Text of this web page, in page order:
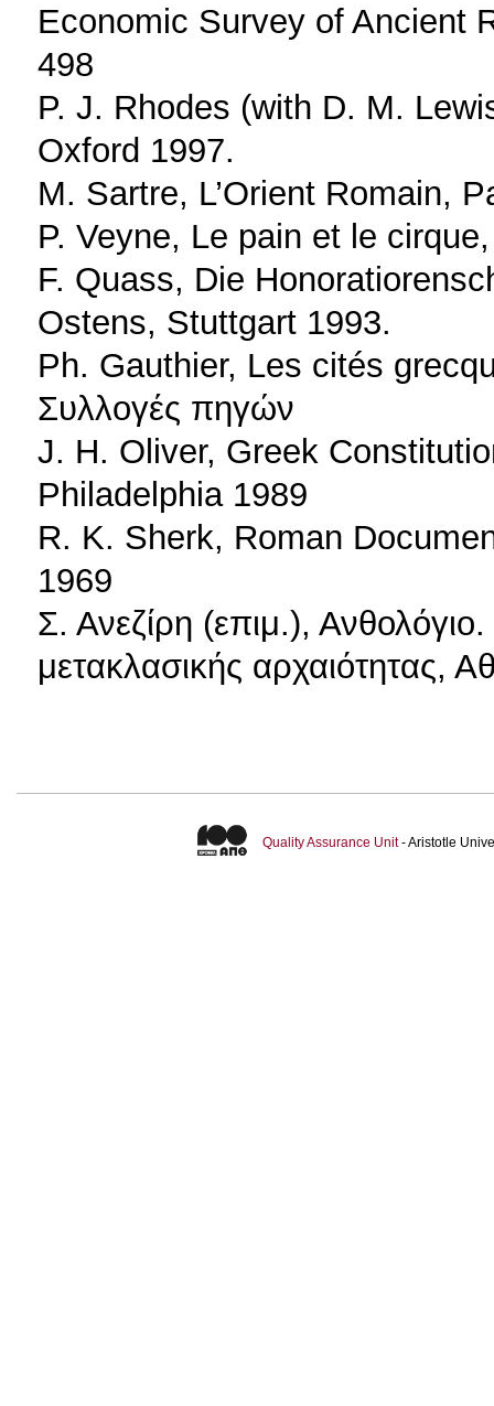
Economic Survey of Ancient
498
P. J. Rhodes (with D. M.
Oxford 1997.
M. Sartre, L’Orient Romain,
P. Veyne, Le pain et le
F. Quass, Die
Ostens, Stuttgart 1993.
Ph. Gauthier, Les cités
Συλλογές πηγών
J. H. Oliver, Greek
Philadelphia 1989
R. K. Sherk, Roman
1969
Σ. Ανεζίρη (επιμ.),
μετακλασικής αρχαιότητας,
Quality Assurance Unit- Aristotle